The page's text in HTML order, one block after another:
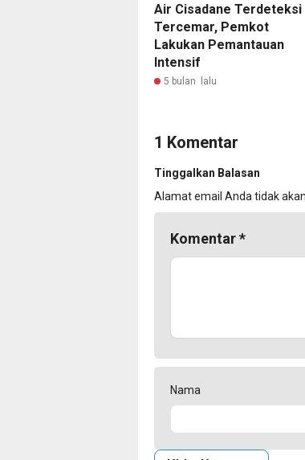
Air Cisadane Terdeteksi
Tercemar, Pemkot
Lakukan Pemantauan
Intensif
5 bulan lalu
1 Komentar
Tinggalkan Balasan
Alamat email Anda tidak
Komentar*
Nama